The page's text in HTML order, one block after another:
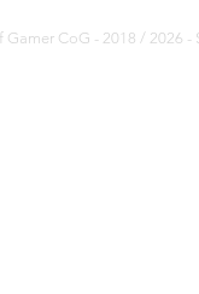
CoG - 2018 / 2026 -